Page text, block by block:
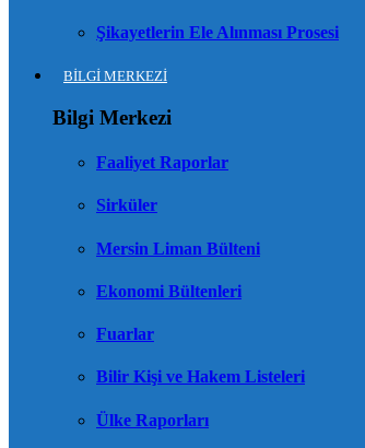
Şikayetlerin Ele Alınması Prosesi
BİLGİ MERKEZİ
Bilgi Merkezi
Faaliyet Raporlar
Sirküler
Mersin Liman Bülteni
Ekonomi Bültenleri
Fuarlar
Bilir Kişi ve Hakem Listeleri
Ülke Raporları